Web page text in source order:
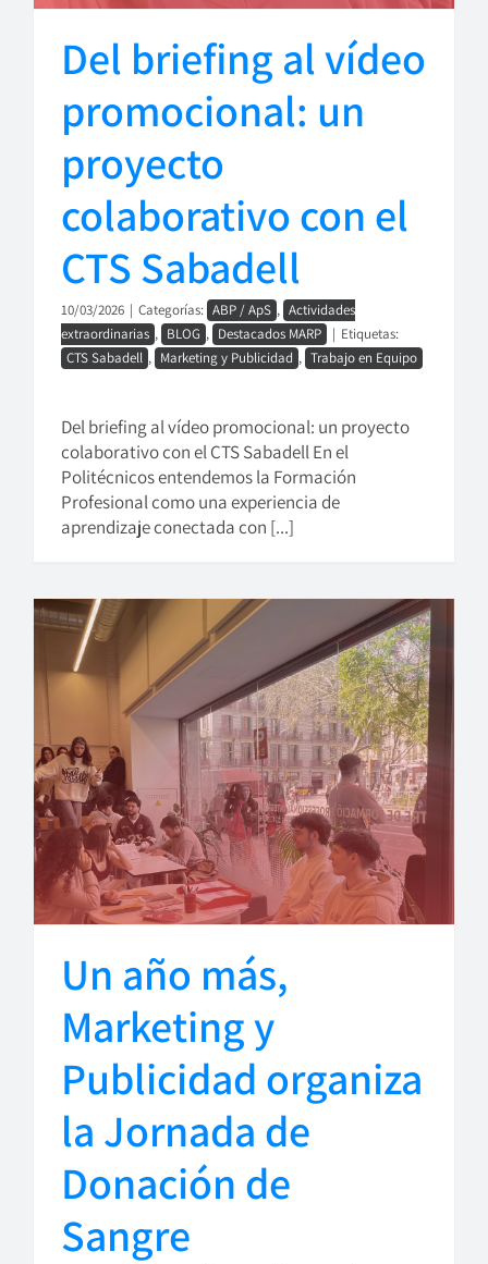
Del briefing al vídeo
promocional: un
proyecto
colaborativo con el
CTS Sabadell
10/03/2026 | Categorías: ABP / ApS , Actividades
extraordinarias , BLOG , Destacados MARP | Etiquetas:
CTS Sabadell , Marketing y Publicidad , Trabajo en Equipo
Del briefing al vídeo promocional: un proyecto
colaborativo con el CTS Sabadell En el
Politécnicos entendemos la Formación
Profesional como una experiencia de
aprendizaje conectada con [...]
Un año más,
Marketing y
Publicidad organiza
la Jornada de
Donación de
Sangre